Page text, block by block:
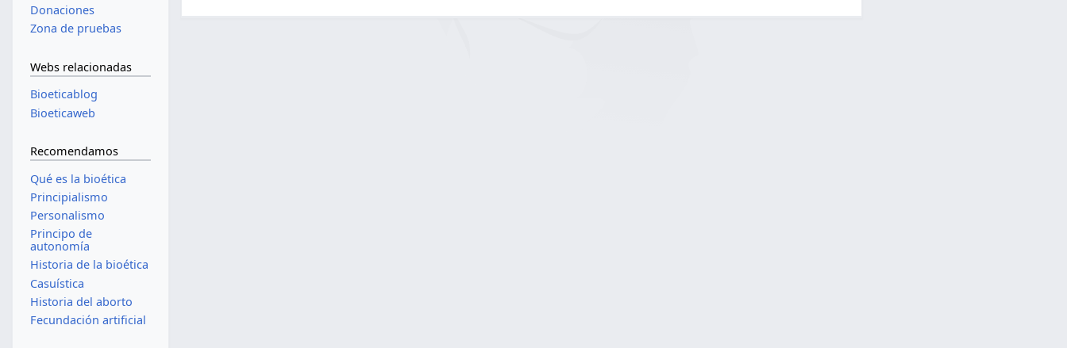
Donaciones
Zona de pruebas
Webs relacionadas
Bioeticablog
Bioeticaweb
Recomendamos
Qué es la bioética
Principialismo
Personalismo
Principo de
autonomía
Historia de la bioética
Casuística
Historia del aborto
Fecundación artificial